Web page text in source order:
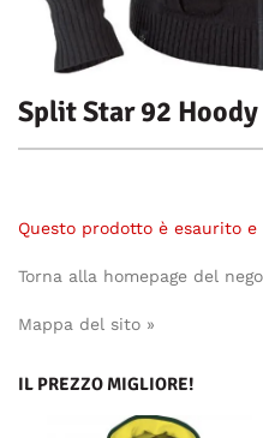
Split Star 92 Hoody
Questo prodotto è esaurito
Torna alla homepage del
Mappa del sito »
IL PREZZO MIGLIORE!